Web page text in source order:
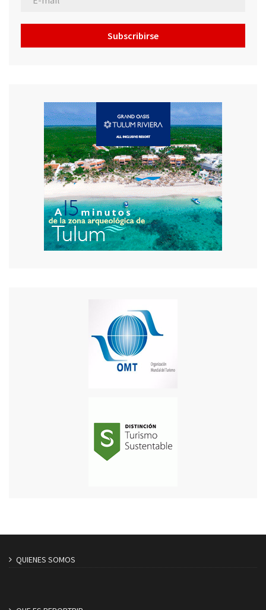
Subscribirse
QUIENES SOMOS